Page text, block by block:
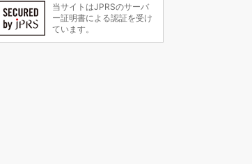
当サイトはJPRSのサーバ
ー証明書による認証を受け
ています。